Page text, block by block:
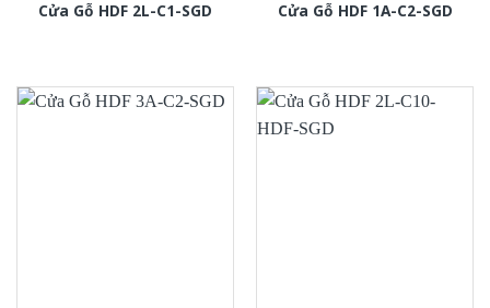
Cửa Gỗ HDF 2L-C1-SGD Cửa Gỗ HDF 1A-C2-SGD